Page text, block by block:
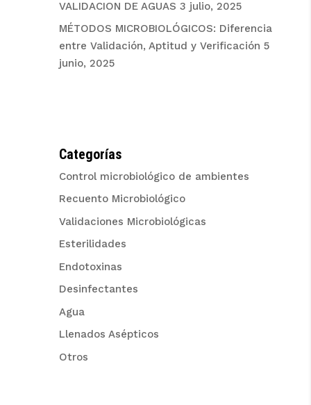
VALIDACION DE AGUAS 3 julio, 2025
MÉTODOS MICROBIOLÓGICOS: Diferencia
entre Validación, Aptitud y Verificación 5
junio, 2025
Categorías
Control microbiológico de ambientes
Recuento Microbiológico
Validaciones Microbiológicas
Esterilidades
Endotoxinas
Desinfectantes
Agua
Llenados Asépticos
Otros